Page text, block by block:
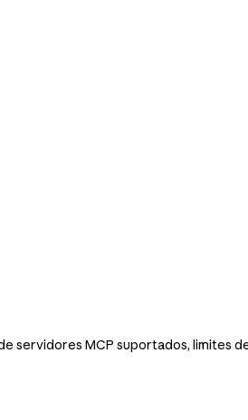
servidores MCP suportados, limites